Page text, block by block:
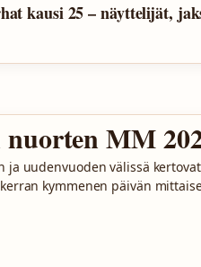
kausi 25 – näyttelijät,
nuorten MM
ja uudenvuoden välissä
kymmenen päivän